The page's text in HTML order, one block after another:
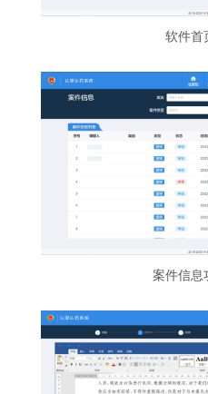
软件首
案件信息